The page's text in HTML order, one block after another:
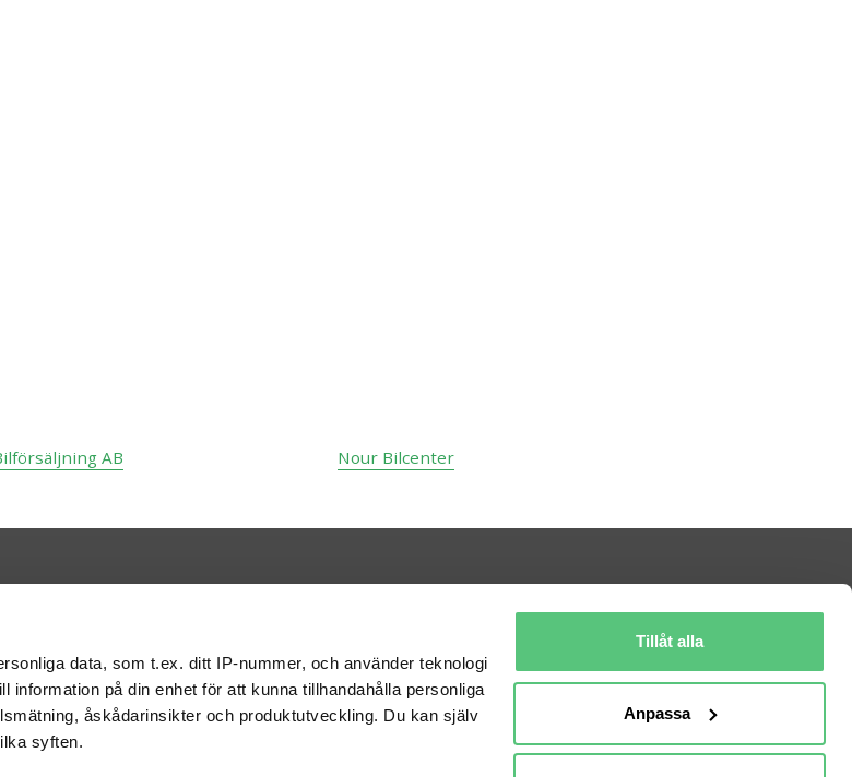
data, som t.ex. ditt IP-nummer, och använder teknologi
information på din enhet för att kunna tillhandahålla personliga
åskådarinsikter och produktutveckling. Du kan själv
syften.
Tillåt alla
Anpassa
AB Nour Bilcenter
401 25 Göteborg
Om bilweb
Nyheter
Cookiepolicy
Användarvillkor
Integritetspolicy
Kort om GDPR
Billån